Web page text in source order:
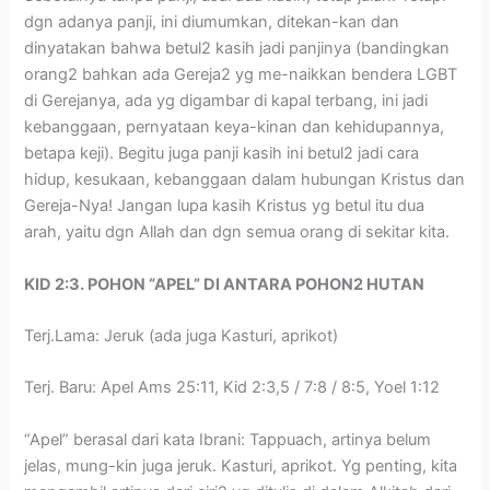
dgn adanya panji, ini diumumkan, ditekan-kan dan
dinyatakan bahwa betul2 kasih jadi panjinya (bandingkan
orang2 bahkan ada Gereja2 yg me-naikkan bendera LGBT
di Gerejanya, ada yg digambar di kapal terbang, ini jadi
kebanggaan, pernyataan keya-kinan dan kehidupannya,
betapa keji). Begitu juga panji kasih ini betul2 jadi cara
hidup, kesukaan, kebanggaan dalam hubungan Kristus dan
Gereja-Nya! Jangan lupa kasih Kristus yg betul itu dua
arah, yaitu dgn Allah dan dgn semua orang di sekitar kita.
KID 2:3. POHON “APEL” DI ANTARA POHON2 HUTAN
Terj.Lama: Jeruk (ada juga Kasturi, aprikot)
Terj. Baru: Apel Ams 25:11, Kid 2:3,5 / 7:8 / 8:5, Yoel 1:12
“Apel” berasal dari kata Ibrani: Tappuach, artinya belum
jelas, mung-kin juga jeruk. Kasturi, aprikot. Yg penting, kita